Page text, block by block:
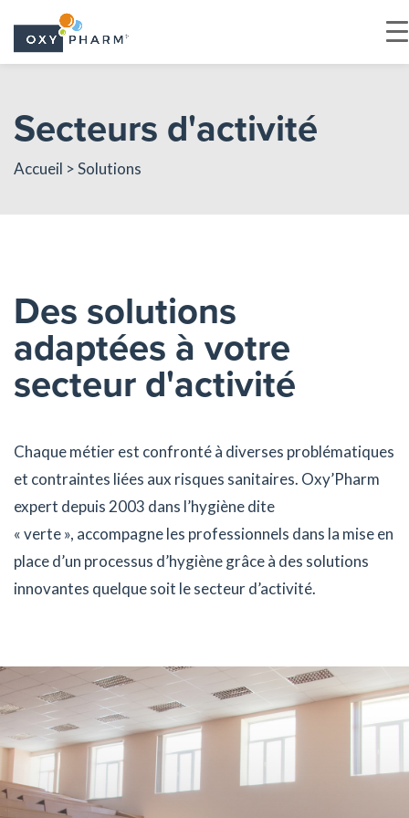
the
content
Secteurs d'activité
Accueil > Solutions
Des solutions
adaptées à votre
secteur d'activité
Chaque métier est confronté à diverses problématiques
et contraintes liées aux risques sanitaires. Oxy’Pharm
expert depuis 2003 dans l’hygiène dite
« verte », accompagne les professionnels dans la mise en
place d’un processus d’hygiène grâce à des solutions
innovantes quelque soit le secteur d’activité.